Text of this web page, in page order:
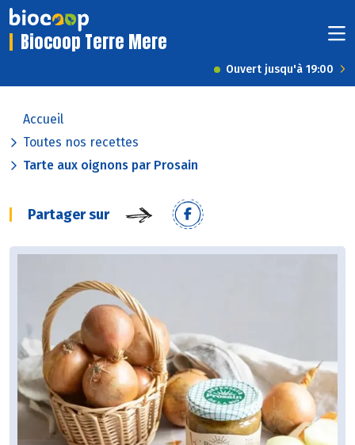
Biocoop Terre Mere
Ouvert jusqu'à 19:00
Accueil
Toutes nos recettes
Tarte aux oignons par Prosain
Partager sur